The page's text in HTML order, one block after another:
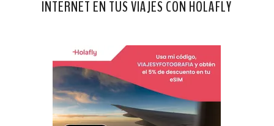
INTERNET EN TUS VIAJES CON HOLAFLY